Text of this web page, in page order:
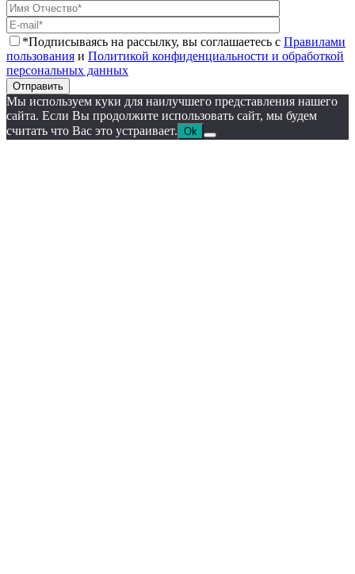
*Подписываясь на рассылку, вы соглашаетесь с Правилами
пользования и Политикой конфиденциальности и обработкой
персональных данных
Отправить
Мы используем куки для наилучшего представления нашего
сайта. Если Вы продолжите использовать сайт, мы будем
считать что Вас это устраивает. Ok